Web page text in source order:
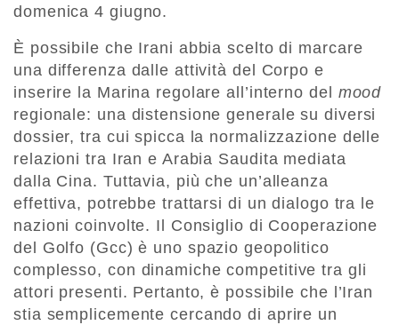
domenica 4 giugno.
È possibile che Irani abbia scelto di marcare
una differenza dalle attività del Corpo e
inserire la Marina regolare all’interno del mood
regionale: una distensione generale su diversi
dossier, tra cui spicca la normalizzazione delle
relazioni tra Iran e Arabia Saudita mediata
dalla Cina. Tuttavia, più che un’alleanza
effettiva, potrebbe trattarsi di un dialogo tra le
nazioni coinvolte. Il Consiglio di Cooperazione
del Golfo (Gcc) è uno spazio geopolitico
complesso, con dinamiche competitive tra gli
attori presenti. Pertanto, è possibile che l’Iran
stia semplicemente cercando di aprire un